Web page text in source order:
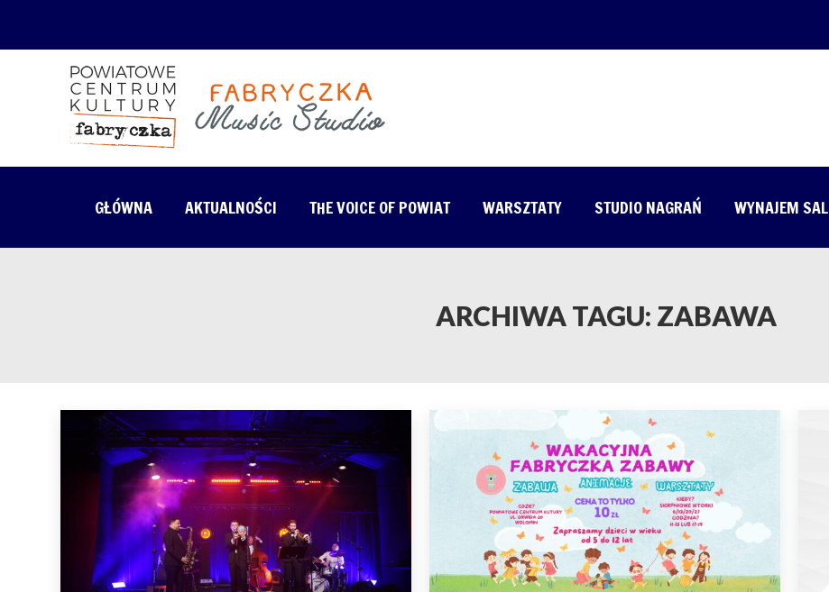
GŁÓWNA AKTUALNOŚCI THE VOICE OF POWIAT WARSZTATY STUDIO NAGRAŃ WYNAJEM SAL
ARCHIWA TAGU: ZABAWA